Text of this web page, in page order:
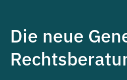
Die neue